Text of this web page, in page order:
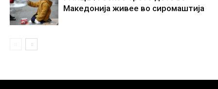
Македонија живее во сиромаштија